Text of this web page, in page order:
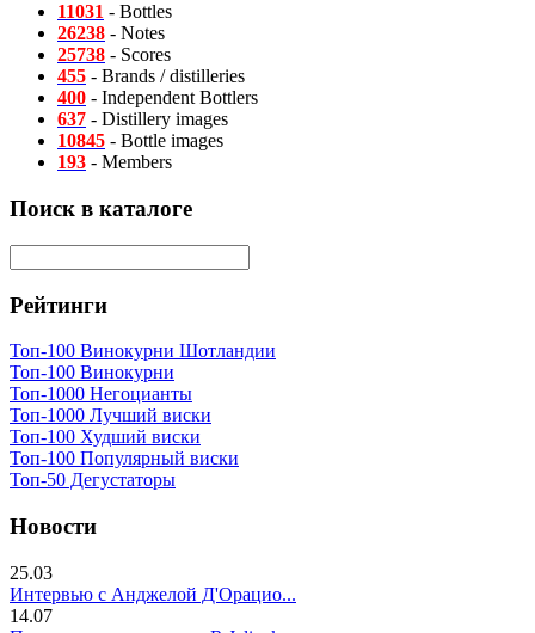
11031 - Bottles
26238 - Notes
25738 - Scores
455 - Brands / distilleries
400 - Independent Bottlers
637 - Distillery images
10845 - Bottle images
193 - Members
Поиск в каталоге
Рейтинги
Топ-100 Винокурни Шотландии
Топ-100 Винокурни
Топ-1000 Негоцианты
Топ-1000 Лучший виски
Топ-100 Худший виски
Топ-100 Популярный виски
Топ-50 Дегустаторы
Новости
25.03
Интервью с Анджелой Д'Орацио...
14.07